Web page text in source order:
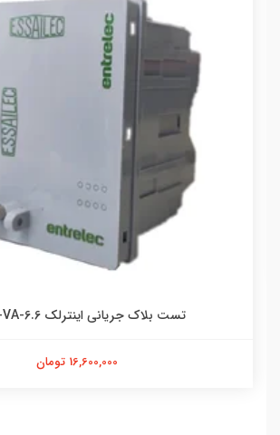
تست بلاک جریانی اینترلک CC-E-VA-6.6
16,600,000 تومان